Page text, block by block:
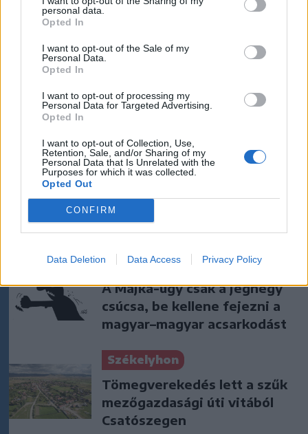
personal data.
Opted In
I want to opt-out of the Sale of my
Personal Data.
Opted In
I want to opt-out of processing my
Personal Data for Targeted Advertising.
Opted In
I want to opt-out of Collection, Use,
Retention, Sale, and/or Sharing of my
Personal Data that Is Unrelated with the
Purposes for which it was collected.
Opted Out
CONFIRM
Data Deletion Data Access Privacy Policy
szóljon hozzá!
Ezek is érdekelhetik
Krónika
Büntetőfeljelentést tett
Majka ügyvédje a romániai
telefonszámról érkezett
fenyegetés miatt
Krónika
A Majka-ügy csak a jéghegy
csúcsa, be kellene fejezni a
magyar–magyar acsarkodást
Székelyhon
Tömegverekedés lett a szűk
mezőgazdasági úti vitából
Csatószegen